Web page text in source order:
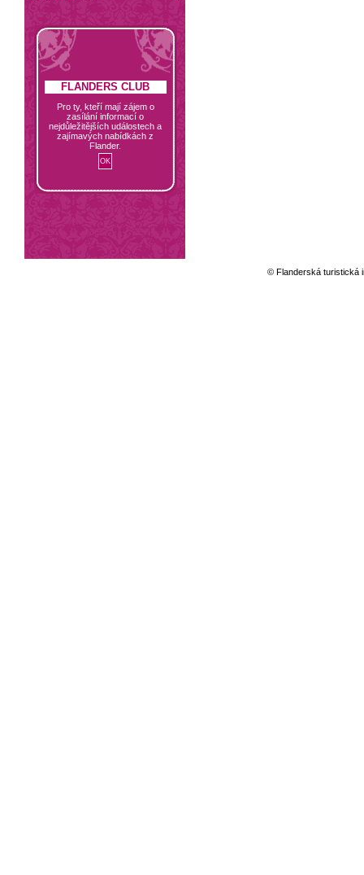
FLANDERS CLUB
Pro ty, kteří mají zájem o
zasílání informací o
nejdůležitějších událostech a
zajímavých nabídkách z
Flander.
© Flanderská turistická